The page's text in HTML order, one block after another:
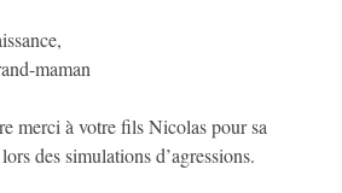
maman
merci à votre fils Nicolas pour sa
des simulations d’agressions.